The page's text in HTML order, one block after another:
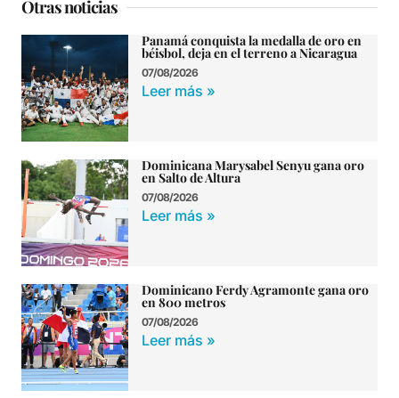
Otras noticias
Panamá conquista la medalla de oro en
béisbol, deja en el terreno a Nicaragua
07/08/2026
Leer más »
Dominicana Marysabel Senyu gana oro
en Salto de Altura
07/08/2026
Leer más »
Dominicano Ferdy Agramonte gana oro
en 800 metros
07/08/2026
Leer más »